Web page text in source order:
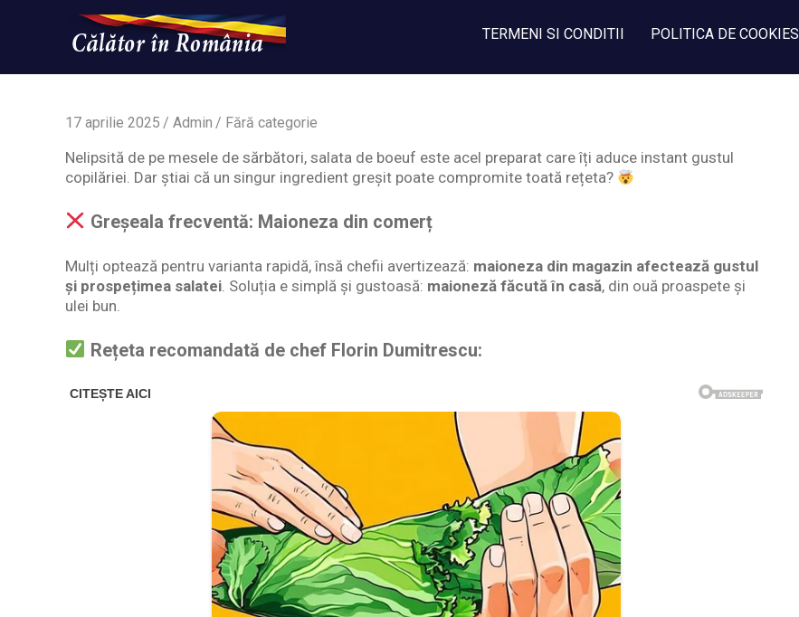
Calatorinromania
WordPress
TERMENI SI CONDITII POLITICA DE COOKIES
17 aprilie 2025 Admin Fără categorie
Nelipsită de pe mesele de sărbători, salata de boeuf este acel preparat care îți aduce instant gustul
copilăriei. Dar știai că un singur ingredient greșit poate compromite toată rețeta?
Greșeala frecventă: Maioneza din comerț
Mulți optează pentru varianta rapidă, însă chefii avertizează: maioneza din magazin afectează gustul
și prospețimea salatei. Soluția e simplă și gustoasă: maioneză făcută în casă, din ouă proaspete și
ulei bun.
Rețeta recomandată de chef Florin Dumitrescu: